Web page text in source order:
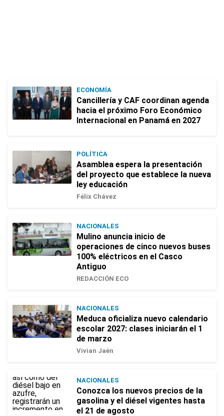
ECONOMÍA
Cancillería y CAF coordinan agenda
hacia el próximo Foro Económico
Internacional en Panamá en 2027
POLÍTICA
Asamblea espera la presentación
del proyecto que establece la nueva
ley educación
Félix Chávez
NACIONALES
Mulino anuncia inicio de
operaciones de cinco nuevos buses
100% eléctricos en el Casco
Antiguo
REDACCIÓN ECO
NACIONALES
Meduca oficializa nuevo calendario
escolar 2027: clases iniciarán el 1
de marzo
Vivian Jaén
NACIONALES
Conozca los nuevos precios de la
gasolina y el diésel vigentes hasta
el 21 de agosto